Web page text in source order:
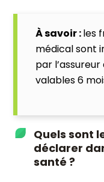
À savoir :les
médical sont
par
valables 6
Quels sont
déclarer
santé ?